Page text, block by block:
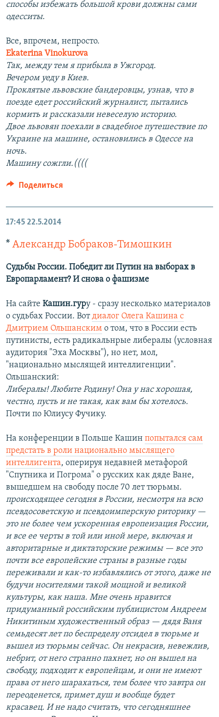
способы избежать большой крови должны сами
одесситы.
Все, впрочем, непросто.
Ekaterina Vinokurova
Так, между тем я прибыла в Ужгород.
Вечером уеду в Киев.
Проклятые львовские бандеровцы, узнав, что в
поезде едет российский журналист, пытались
кормить и рассказали невеселую историю.
Двое львовян поехали в свадебное путешествие по
Украине на машине, остановились в Одессе на
ночь.
Машину сожгли.((((
Поделиться
17:45 22.5.2014
* Александр Бобраков-Тимошкин
Судьбы России. Победит ли Путин на выборах в
Европарламент? И снова о фашизме
На сайте Кашин.гуру - сразу несколько материалов
о судьбах России. Вотдиалог Олега Кашина с
Дмитрием Ольшанским о том, что в России есть
путинисты, есть радикальнрые либералы (условная
аудитория "Эха Москвы"), но нет, мол,
"национально мыслящей интеллигенции".
Ольшанский:
Либералы! Любите Родину! Она у нас хорошая,
честно, пусть и не такая, как вам бы хотелось.
Почти по Юлиусу Фучику.
На конференции в Польше Кашин попытался сам
предстать в роли национально мыслящего
интеллигента, оперируя недавней метафорой
"Спутника и Погрома" о русских как дяде Ване,
вышедшем на свободу после 70 лет тюрьмы.
происходящее сегодня в России, несмотря на всю
псевдосоветскую и псевдоимперскую риторику —
это не более чем ускоренная европеизация России,
и все ее черты в той или иной мере, включая и
авторитарные и диктаторские режимы — все это
почти все европейские страны в разные годы
переживали и как-то избавлялись от этого, даже не
будучи носителями такой мощной и великой
культуры, как наша. Мне очень нравится
придуманный российским публицистом Андреем
Никитиным художественный образ — дядя Ваня
семьдесят лет по беспределу отсидел в тюрьме и
вышел из тюрьмы сейчас. Он некрасив, невежлив,
небрит, от него странно пахнет, но он вышел на
свободу, подходит к европейцам, и они не имеют
права от него шарахаться, тем более что завтра он
переоденется, примет душ и вообще будет
красавец. И не надо считать, что сегодняшнее